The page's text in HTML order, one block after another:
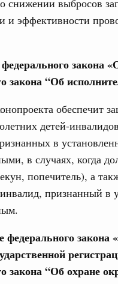
и эффективности
закона
закона “Об
обеспечит
детей-
в
в случаях, когда
попечитель), а
признанный в
федерального
закона “Об охране
28 мая 2026 года
примет участие в
Государств
21 мая 2026 года
воскресенье
Мишустин выступит на
в России: цифровая
еще